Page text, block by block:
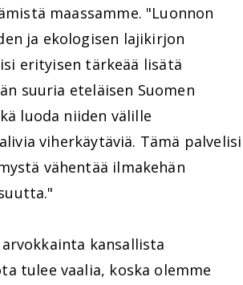
maassamme. "Luonnon
ja ekologisen lajikirjon
erityisen tärkeää lisätä
suuria eteläisen Suomen
luoda niiden välille
viherkäytäviä. Tämä palvelisi
vähentää ilmakehän
kansallista
tulee vaalia, koska olemme